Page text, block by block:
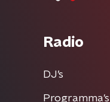
Radio
DJ’s
Programma's